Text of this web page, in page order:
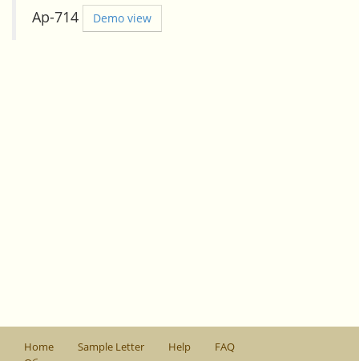
Ар-714 Demo view
Home Sample Letter Help
FAQ